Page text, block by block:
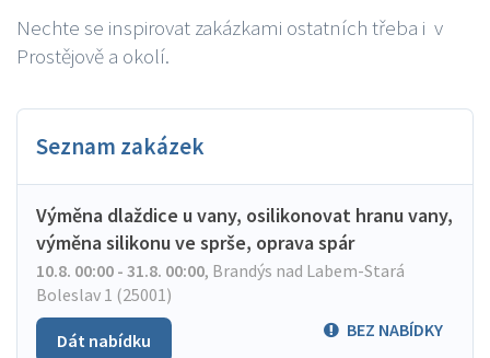
Nechte se inspirovat zakázkami ostatních třeba i v
Prostějově a okolí.
Seznam zakázek
Výměna dlaždice u vany, osilikonovat hranu vany,
výměna silikonu ve sprše, oprava spár
10.8. 00:00 - 31.8. 00:00, Brandýs nad Labem-Stará
Boleslav 1 (25001)
BEZ NABÍDKY
Dát nabídku